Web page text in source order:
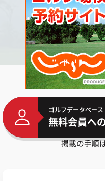
ゴルフデータベー
無料会員へ
掲載の手順